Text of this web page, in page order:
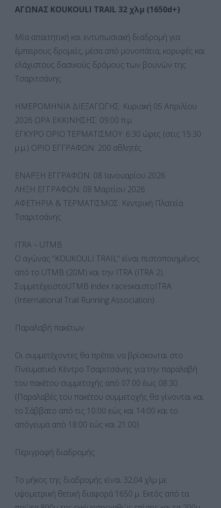
ΑΓΩΝΑΣ KOUKOULI TRAIL 32 χλμ (1650d+)
Μία απαιτητική και εντυπωσιακή διαδρομή για
έμπειρους δρομείς, μέσα από μονοπάτια, κορυφές και
ελάχιστους δασικούς δρόμους των βουνών της
Τσαριτσάνης.
ΗΜΕΡΟΜΗΝΙΑ ΔΙΕΞΑΓΩΓΗΣ: Κυριακή 05 Απριλίου
2026 ΩΡΑ ΕΚΚΙΝΗΣΗΣ: 09:00 π.μ.
ΕΓΚΥΡΟ ΟΡΙΟ ΤΕΡΜΑΤΙΣΜΟΥ: 6:30 ώρες (στις 15:30
μ.μ.) ΟΡΙΟ ΕΓΓΡΑΦΩΝ: 200 αθλητές
ΕΝΑΡΞΗ ΕΓΓΡΑΦΩΝ: 08 Ιανουαρίου 2026
ΛΗΞΗ ΕΓΓΡΑΦΩΝ: 08 Μαρτίου 2026
ΑΦΕΤΗΡΙΑ & ΤΕΡΜΑΤΙΣΜΟΣ: Κεντρική Πλατεία
Τσαριτσάνης
ITRA – UTMB
Ο αγώνας “KOUKOULI TRAIL” είναι πιστοποιημένος
από το UTMB (20M) και την ΙTRA (ITRA 2).
ΣυμμετέχειστοUTMB index racesκαιστοITRA
(International Trail Running Association).
Παραλαβή πακέτων
Οι συμμετέχοντες θα πρέπει να βρίσκονται στο
Πνευματικό Κέντρο Τσαριτσάνης για την παραλαβή
του πακέτου συμμετοχής από 07:00 έως 08:30.
(Παραλαβές του πακέτου συμμετοχής θα γίνονται και
το Σάββατο από τις 10:00 εώς και 14:00 και το
απόγευμα από 18:00 εώς και 21:00)
Περιγραφή διαδρομής
Το μήκος της διαδρομής είναι 32,04 χλμ με
υψομετρική θετική διαφορά 1650 μ. Εκτός από τα